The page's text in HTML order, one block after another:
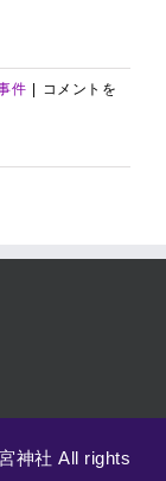
件
神
は
コメントを
神社 All rights